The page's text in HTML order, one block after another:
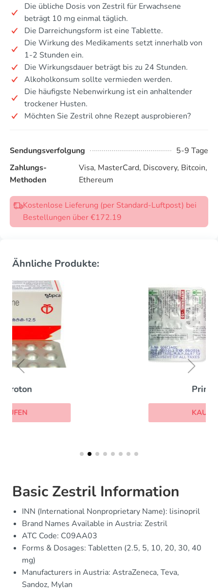
Die übliche Dosis von Zestril für Erwachsene
beträgt 10 mg einmal täglich.
Die Darreichungsform ist eine Tablette.
Die Wirkung des Medikaments setzt innerhalb von
1-2 Stunden ein.
Die Wirkungsdauer beträgt bis zu 24 Stunden.
Alkoholkonsum sollte vermieden werden.
Die häufigste Nebenwirkung ist ein anhaltender
trockener Husten.
Möchten Sie Zestril ohne Rezept ausprobieren?
Sendungsverfolgung
5-9 Tage
Zahlungs-
Methoden
Visa, MasterCard, Discovery, Bitcoin,
Ethereum
Kostenlose Lieferung (per Standard-Luftpost) bei
Bestellungen über €172.19
Ähnliche Produkte:
Basic Zestril Information
INN (International Nonproprietary Name): lisinopril
Brand Names Available in Austria: Zestril
ATC Code: C09AA03
Forms & Dosages: Tabletten (2.5, 5, 10, 20, 30, 40
mg)
Manufacturers in Austria: AstraZeneca, Teva,
Sandoz, Mylan